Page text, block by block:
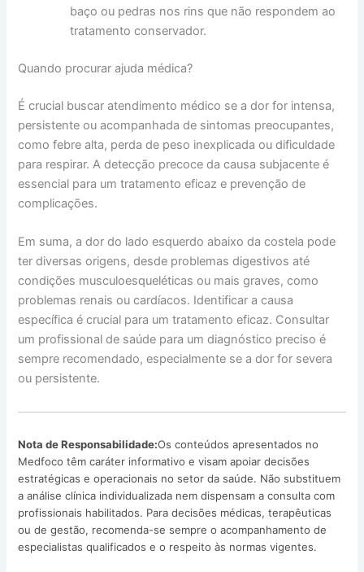
baço ou pedras nos rins que não respondem ao
tratamento conservador.
Quando procurar ajuda médica?
É crucial buscar atendimento médico se a dor for intensa,
persistente ou acompanhada de sintomas preocupantes,
como febre alta, perda de peso inexplicada ou dificuldade
para respirar. A detecção precoce da causa subjacente é
essencial para um tratamento eficaz e prevenção de
complicações.
Em suma, a dor do lado esquerdo abaixo da costela pode
ter diversas origens, desde problemas digestivos até
condições musculoesqueléticas ou mais graves, como
problemas renais ou cardíacos. Identificar a causa
específica é crucial para um tratamento eficaz. Consultar
um profissional de saúde para um diagnóstico preciso é
sempre recomendado, especialmente se a dor for severa
ou persistente.
Nota de Responsabilidade:Os conteúdos apresentados no
Medfoco têm caráter informativo e visam apoiar decisões
estratégicas e operacionais no setor da saúde. Não substituem
a análise clínica individualizada nem dispensam a consulta com
profissionais habilitados. Para decisões médicas, terapêuticas
ou de gestão, recomenda-se sempre o acompanhamento de
especialistas qualificados e o respeito às normas vigentes.